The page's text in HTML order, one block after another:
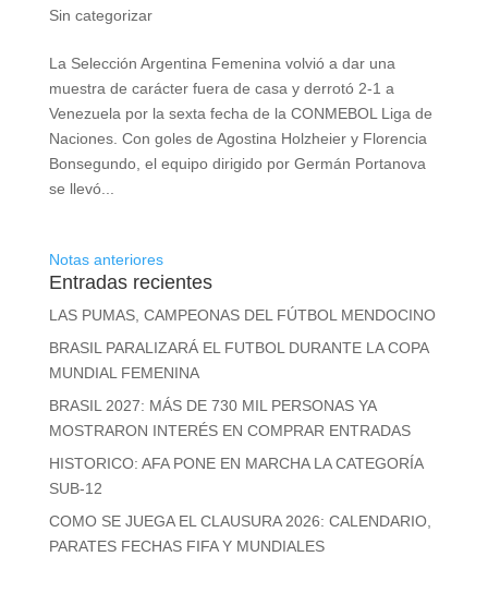
Sin categorizar
La Selección Argentina Femenina volvió a dar una
muestra de carácter fuera de casa y derrotó 2-1 a
Venezuela por la sexta fecha de la CONMEBOL Liga de
Naciones. Con goles de Agostina Holzheier y Florencia
Bonsegundo, el equipo dirigido por Germán Portanova
se llevó...
Notas anteriores
Entradas recientes
LAS PUMAS, CAMPEONAS DEL FÚTBOL MENDOCINO
BRASIL PARALIZARÁ EL FUTBOL DURANTE LA COPA
MUNDIAL FEMENINA
BRASIL 2027: MÁS DE 730 MIL PERSONAS YA
MOSTRARON INTERÉS EN COMPRAR ENTRADAS
HISTORICO: AFA PONE EN MARCHA LA CATEGORÍA
SUB-12
COMO SE JUEGA EL CLAUSURA 2026: CALENDARIO,
PARATES FECHAS FIFA Y MUNDIALES